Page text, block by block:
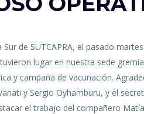
de SUTCAPRA, el pasado
lugar en nuestra sede
y campaña de vacunación.
y Sergio Oyhamburu, y el
el trabajo del compañero